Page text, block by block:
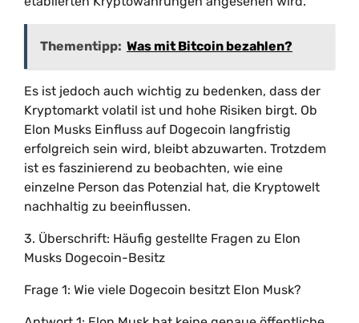
Thementipp: Was mit Bitcoin bezahlen?
Es ist jedoch auch wichtig zu bedenken, dass der
Kryptomarkt volatil ist und hohe Risiken birgt. Ob
Elon Musks Einfluss auf Dogecoin langfristig
erfolgreich sein wird, bleibt abzuwarten. Trotzdem
ist es faszinierend zu beobachten, wie eine
einzelne Person das Potenzial hat, die Kryptowelt
nachhaltig zu beeinflussen.
3. Überschrift: Häufig gestellte Fragen zu Elon
Musks Dogecoin-Besitz
Frage 1: Wie viele Dogecoin besitzt Elon Musk?